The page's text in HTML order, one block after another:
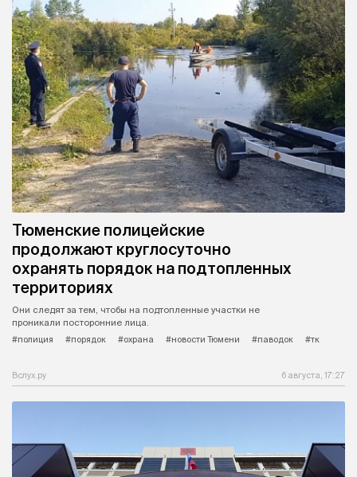
Тюменские полицейские
продолжают круглосуточно
охранять порядок на подтопленных
территориях
Они следят за тем, чтобы на подтопленные участки не
проникали посторонние лица.
#полиция
#порядок #охрана #новости Тюмени #паводок #тк
Вслух.ру 6 августа, 17:27